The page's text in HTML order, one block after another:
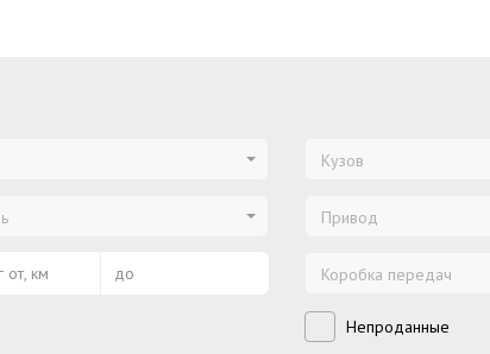
от, км до
Кузов
Привод
Коробка передач
Непроданные